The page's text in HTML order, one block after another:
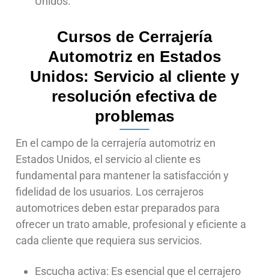
Cursos de Cerrajería
Automotriz en Estados
Unidos: Servicio al cliente y
resolución efectiva de
problemas
En el campo de la cerrajería automotriz en
Estados Unidos, el servicio al cliente es
fundamental para mantener la satisfacción y
fidelidad de los usuarios. Los cerrajeros
automotrices deben estar preparados para
ofrecer un trato amable, profesional y eficiente a
cada cliente que requiera sus servicios.
Escucha activa: Es esencial que el cerrajero